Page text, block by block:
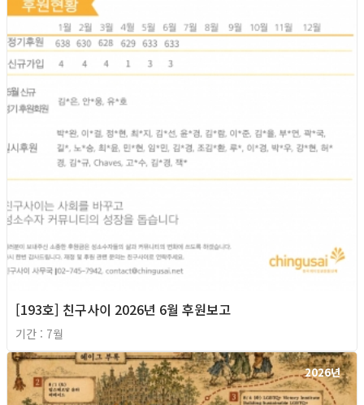
[193호] 친구사이 2026년 6월 후원보고
기간 : 7월
2026년